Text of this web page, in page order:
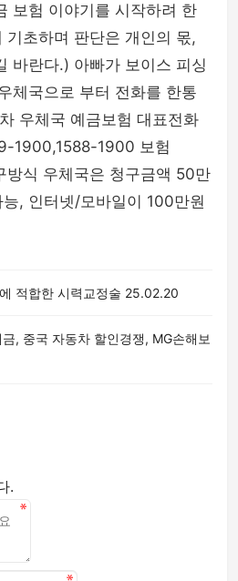
보험 이야기를 시작하려 한
기초하며 판단은 개인의 몫,
바란다.) 아빠가 보이스 피싱
체국으로 부터 전화를 한통
우체국 예금보험 대표전화
1900,1588-1900 보험
식 우체국은 청구금액 50만
, 인터넷/모바일이 100만원
적합한 시력교정술 25.02.20
, 중국 자동차 할인경쟁, MG손해보
.